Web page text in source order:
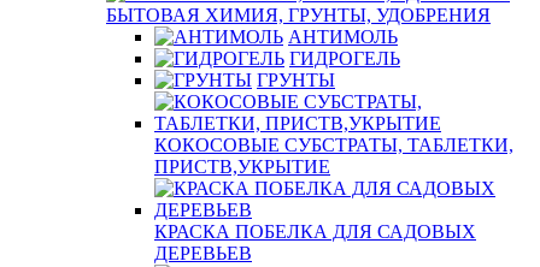
БЫТОВАЯ ХИМИЯ, ГРУНТЫ, УДОБРЕНИЯ
АНТИМОЛЬ
ГИДРОГЕЛЬ
ГРУНТЫ
КОКОСОВЫЕ СУБСТРАТЫ, ТАБЛЕТКИ,
ПРИСТВ,УКРЫТИЕ
КРАСКА ПОБЕЛКА ДЛЯ САДОВЫХ
ДЕРЕВЬЕВ